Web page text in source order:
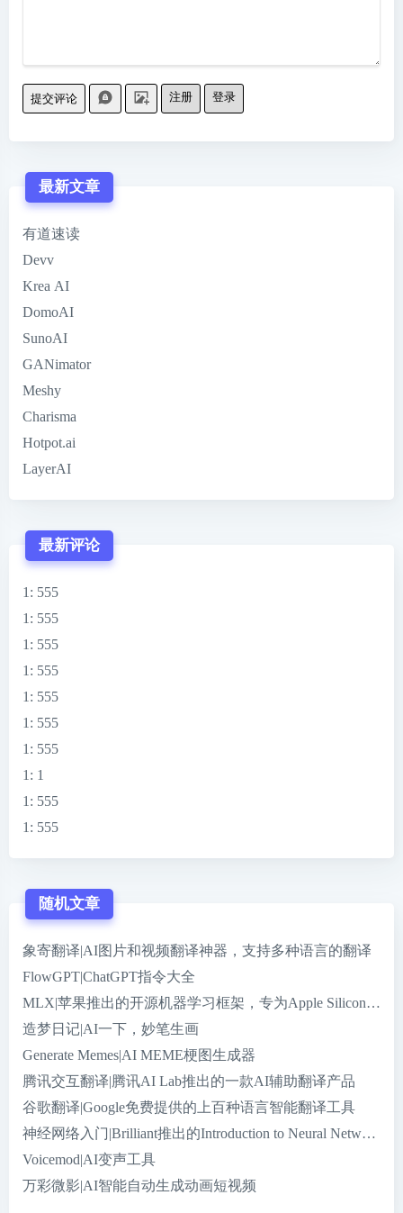
提交评论 注册 登录
最新文章
有道速读
Devv
Krea AI
DomoAI
SunoAI
GANimator
Meshy
Charisma
Hotpot.ai
LayerAI
最新评论
1 : 555
1 : 555
1 : 555
1 : 555
1 : 555
1 : 555
1 : 555
1 : 1
1 : 555
1 : 555
随机文章
象寄翻译|AI图片和视频翻译神器，支持多种语言的翻译
FlowGPT|ChatGPT指令大全
MLX|苹果推出的开源机器学习框架，专为Apple Silicon芯片
造梦日记|AI一下，妙笔生画
Generate Memes|AI MEME梗图生成器
腾讯交互翻译|腾讯AI Lab推出的一款AI辅助翻译产品
谷歌翻译|Google免费提供的上百种语言智能翻译工具
神经网络入门|Brilliant推出的Introduction to Neural Networks
Voicemod|AI变声工具
万彩微影|AI智能自动生成动画短视频